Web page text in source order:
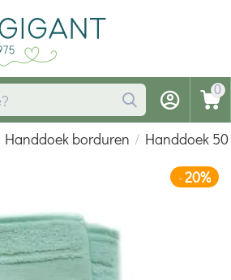
0
Handdoek borduren / Handdoek
-20%